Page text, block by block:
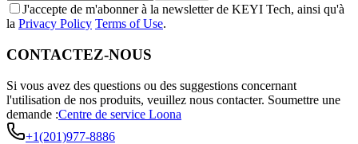
J'accepte de m'abonner à la newsletter de KEYI Tech, ainsi qu'à
la Privacy Policy Terms of Use.
CONTACTEZ-NOUS
Si vous avez des questions ou des suggestions concernant
l'utilisation de nos produits, veuillez nous contacter. Soumettre une
demande :Centre de service Loona
+1(201)977-8886